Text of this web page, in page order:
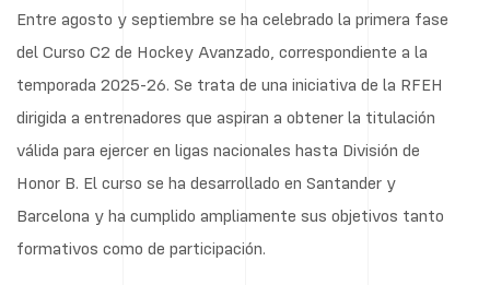
Entre agosto y septiembre se ha celebrado la primera fase
del Curso C2 de Hockey Avanzado, correspondiente a la
temporada 2025-26. Se trata de una iniciativa de la RFEH
dirigida a entrenadores que aspiran a obtener la titulación
válida para ejercer en ligas nacionales hasta División de
Honor B. El curso se ha desarrollado en Santander y
Barcelona y ha cumplido ampliamente sus objetivos tanto
formativos como de participación.